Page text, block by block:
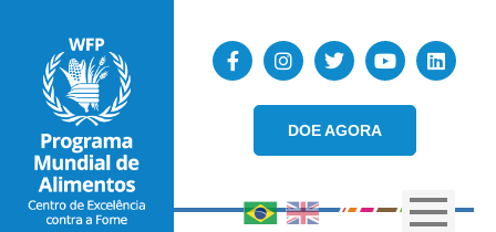
DOE AGORA